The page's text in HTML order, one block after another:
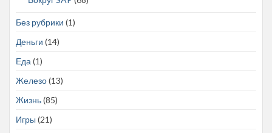
Без рубрики (1)
Деньги (14)
Еда(1)
Железо(13)
Жизнь(85)
Игры (21)